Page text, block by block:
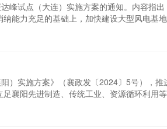
峰试点（大连）实施方案的通知。内容指出
能力充足的基础上，加快建设大型风电基
，2025年前，以瓦房店、普兰店等区域为
全省电力消纳形势，谋划建设新一批陆上风
）实施方案》（襄政发〔2024〕5号），推
襄阳先进制造、传统工业、资源循环利用
。大力推进先进制造业基地建设，推动电子
产业高质量发展，推动建材、化工、冶金、